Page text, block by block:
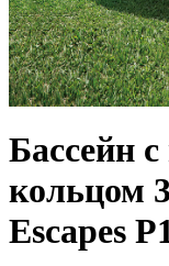
Бассейн
кольцом
Escapes